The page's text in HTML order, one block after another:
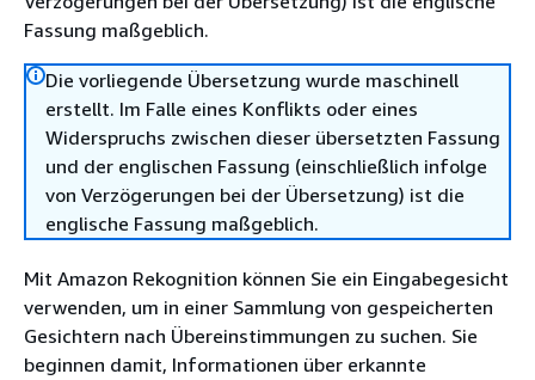
Fassung maßgeblich.
Die vorliegende Übersetzung wurde maschinell
erstellt. Im Falle eines Konflikts oder eines
Widerspruchs zwischen dieser übersetzten Fassung
und der englischen Fassung (einschließlich infolge
von Verzögerungen bei der Übersetzung) ist die
englische Fassung maßgeblich.
Mit Amazon Rekognition können Sie ein Eingabegesicht
verwenden, um in einer Sammlung von gespeicherten
Gesichtern nach Übereinstimmungen zu suchen. Sie
beginnen damit, Informationen über erkannte